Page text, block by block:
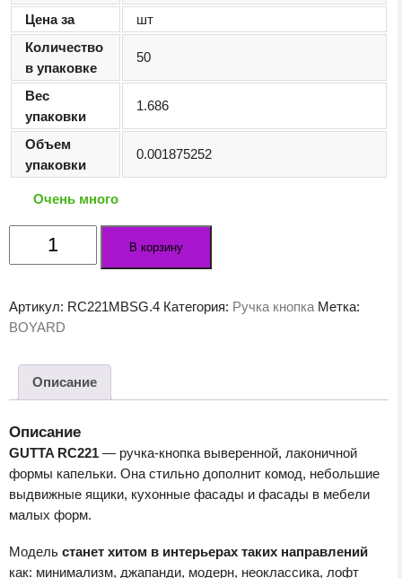
Цена за
шт
Количество
в упаковке
50
Вес
упаковки
1.686
Объем
упаковки
0.001875252
Очень много
Количество
товара
GUTTA
В корзину
Артикул: RC221MBSG.4 Категория: Ручка кнопка Метка:
BOYARD
Описание
Описание
GUTTA RC221 — ручка-кнопка выверенной, лаконичной
формы капельки. Она стильно дополнит комод, небольшие
выдвижные ящики, кухонные фасады и фасады в мебели
малых форм.
Модель станет хитом в интерьерах таких направлений
как: минимализм, джапанди, модерн, неоклассика, лофт